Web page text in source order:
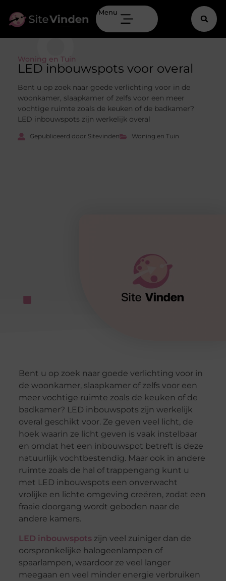
Menu
Woning en Tuin
LED inbouwspots voor overal
Bent u op zoek naar goede verlichting voor in de
woonkamer, slaapkamer of zelfs voor een meer
vochtige ruimte zoals de keuken of de badkamer?
LED inbouwspots zijn werkelijk overal
Gepubliceerd door Sitevinden Woning en Tuin
Bent u op zoek naar goede verlichting voor in
de woonkamer, slaapkamer of zelfs voor een
meer vochtige ruimte zoals de keuken of de
badkamer? LED inbouwspots zijn werkelijk
overal geschikt voor. Ze geven veel licht, de
hoek waarin ze licht geven is vaak instelbaar
en omdat het een inbouwspot betreft is deze
natuurlijk vochtbestendig. Maar ook in andere
ruimte zoals de hal of trappengang kunt u
met LED inbouwspots een onverwacht
vrolijke en lichte omgeving creëren, zodat een
fraaie doorgang wordt geboden naar de
andere kamers.
LED inbouwspotszijn veel zuiniger dan de
oorspronkelijke halogeenlampen of
spaarlampen, waardoor ze veel langer
meegaan en veel minder energie verbruiken